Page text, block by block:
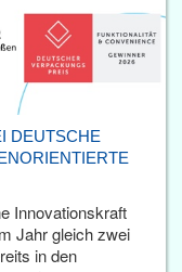
DEUTSCHE
Innovationskraft
Jahr gleich zwei
in den